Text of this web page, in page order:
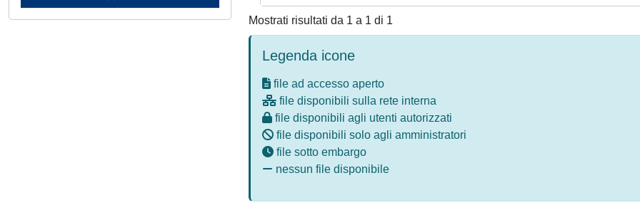
Mostrati risultati da 1 a 1 di 1
Legenda icone
file ad accesso aperto
file disponibili sulla rete interna
file disponibili agli utenti autorizzati
file disponibili solo agli amministratori
file sotto embargo
nessun file disponibile